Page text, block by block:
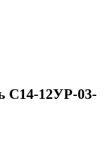
С14-12УР-03-